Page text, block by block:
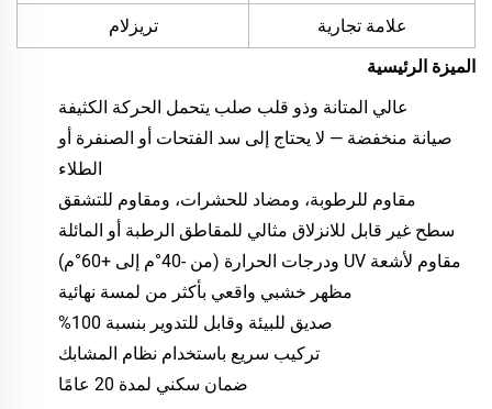
علامة تجارية
تريزلام
الميزة الرئيسية
عالي المتانة وذو قلب صلب يتحمل الحركة الكثيفة
صيانة منخفضة — لا يحتاج إلى سد الفتحات أو الصنفرة أو
الطلاء
مقاوم للرطوبة، ومضاد للحشرات، ومقاوم للتشقق
سطح غير قابل للانزلاق مثالي للمقاطق الرطبة أو المائلة
مقاوم لأشعة UV ودرجات الحرارة (من -40°م إلى +60°م)
مظهر خشبي واقعي بأكثر من لمسة نهائية
صديق للبيئة وقابل للتدوير بنسبة 100%
تركيب سريع باستخدام نظام المشابك
ضمان سكني لمدة 20 عامًا